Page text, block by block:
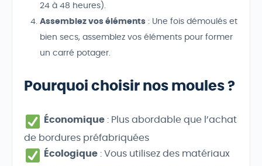
24 à 48 heures).
Assemblez vos éléments : Une fois démoulés et
bien secs, assemblez vos éléments pour former
un carré potager.
Pourquoi choisir nos moules ?
Économique : Plus abordable que l’achat
de bordures préfabriquées
Écologique : Vous utilisez des matériaux